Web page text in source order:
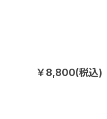
￥8,800(税込)